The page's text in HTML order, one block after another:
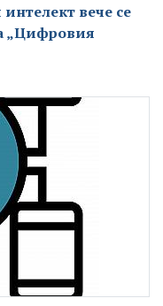
вече се
„Цифровия